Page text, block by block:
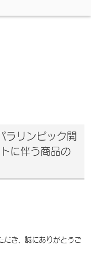
ラリンピック開
に伴う商品の
だき、誠にありがとうご